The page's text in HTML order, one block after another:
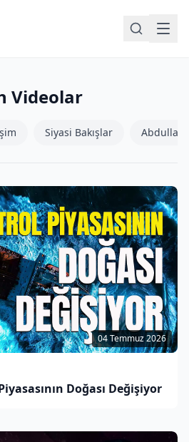
Videolar
Siyasi Bakışlar Abdullah
04 Temmuz 2026
Doğası Değişiyor